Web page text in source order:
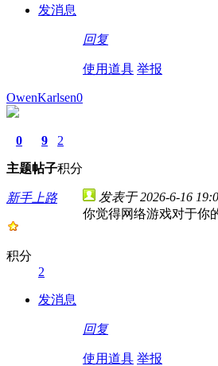
发消息
回复
使用道具 举报
OwenKarlsen0
0
主题
9
帖子
2
积分
新手上路
积分
2
发消息
发表于 2026-6-16
你觉得网络游戏对于你
回复
使用道具 举报